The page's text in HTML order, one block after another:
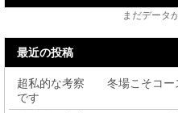
まだデータ
最近の投稿
超私的な考察 冬場こそコー
です